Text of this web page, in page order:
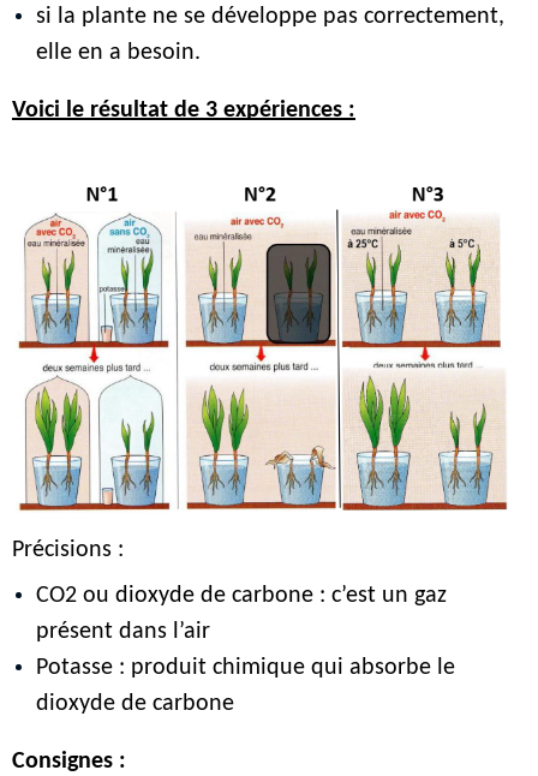
si la plante ne se développe pas correctement,
elle en a besoin.
Voici le résultat de 3 expériences :
Précisions :
CO2 ou dioxyde de carbone : c’est un gaz
présent dans l’air
Potasse : produit chimique qui absorbe le
dioxyde de carbone
Consignes :